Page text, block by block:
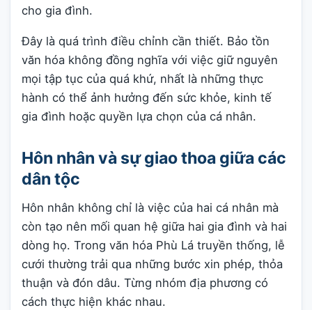
cho gia đình.
Đây là quá trình điều chỉnh cần thiết. Bảo tồn
văn hóa không đồng nghĩa với việc giữ nguyên
mọi tập tục của quá khứ, nhất là những thực
hành có thể ảnh hưởng đến sức khỏe, kinh tế
gia đình hoặc quyền lựa chọn của cá nhân.
Hôn nhân và sự giao thoa giữa các
dân tộc
Hôn nhân không chỉ là việc của hai cá nhân mà
còn tạo nên mối quan hệ giữa hai gia đình và hai
dòng họ. Trong văn hóa Phù Lá truyền thống, lễ
cưới thường trải qua những bước xin phép, thỏa
thuận và đón dâu. Từng nhóm địa phương có
cách thực hiện khác nhau.